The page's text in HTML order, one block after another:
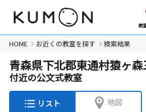
教
HOME お近くの教室を探す 検索結果
青森県下北郡東通村猿ヶ
付近の公文式教室
リスト 地図